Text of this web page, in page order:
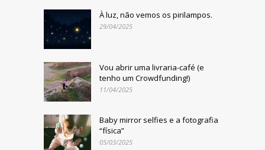
À luz, não vemos os pirilampos.
29/04/2025
Vou abrir uma livraria-café (e
tenho um Crowdfunding!)
11/04/2025
Baby mirror selfies e a fotografia
“física”
05/03/2025